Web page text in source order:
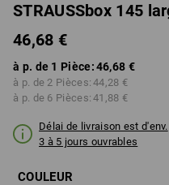
STRAUSSbox 145
46,68 €
à p. de 1 Pièce:46,68 €
à p. de 2 Pièces: 44,28 €
à p. de 6 Pièces: 41,88 €
Délai de livraison est d'env.
3 à 5 jours ouvrables
COULEUR